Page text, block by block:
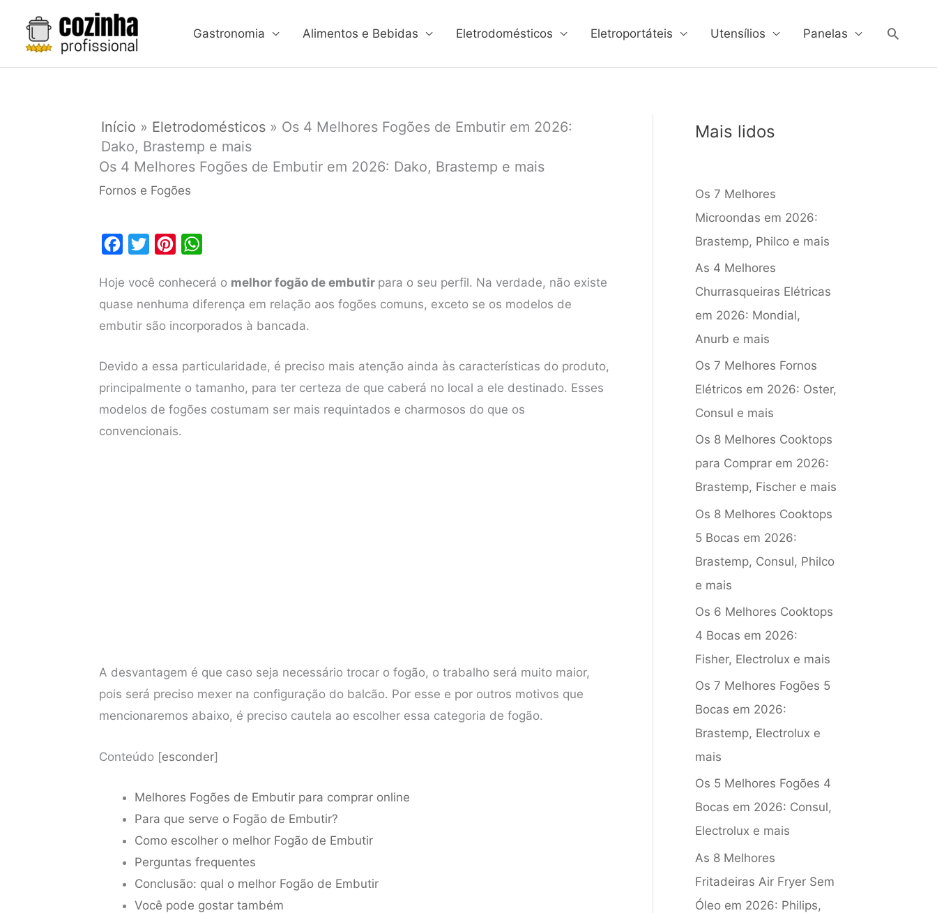
Gastronomia Alimentos e Bebidas Eletrodomésticos Eletroportáteis Utensílios Panelas
Início » Eletrodomésticos » Os 4 Melhores Fogões de Embutir em 2026:
Dako, Brastemp e mais
Os 4 Melhores Fogões de Embutir em 2026: Dako, Brastemp e mais
Fornos e Fogões
c
e
b
o
k
i
t
t
r
n
t
e
e
s
t
a
t
s
p
p
Hoje você conhecerá o melhor fogão de embutir para o seu perfil. Na verdade, não existe
quase nenhuma diferença em relação aos fogões comuns, exceto se os modelos de
embutir são incorporados à bancada.
Devido a essa particularidade, é preciso mais atenção ainda às características do produto,
principalmente o tamanho, para ter certeza de que caberá no local a ele destinado. Esses
modelos de fogões costumam ser mais requintados e charmosos do que os
convencionais.
A desvantagem é que caso seja necessário trocar o fogão, o trabalho será muito maior,
pois será preciso mexer na configuração do balcão. Por esse e por outros motivos que
mencionaremos abaixo, é preciso cautela ao escolher essa categoria de fogão.
Conteúdo [esconder]
Melhores Fogões de Embutir para comprar online
Para que serve o Fogão de Embutir?
Como escolher o melhor Fogão de Embutir
Perguntas frequentes
Conclusão: qual o melhor Fogão de Embutir
Você pode gostar também
Mais lidos
Os 7 Melhores
Microondas em 2026:
Brastemp, Philco e mais
As 4 Melhores
Churrasqueiras Elétricas
em 2026: Mondial,
Anurb e mais
Os 7 Melhores Fornos
Elétricos em 2026: Oster,
Consul e mais
Os 8 Melhores Cooktops
para Comprar em 2026:
Brastemp, Fischer e mais
Os 8 Melhores Cooktops
5 Bocas em 2026:
Brastemp, Consul, Philco
e mais
Os 6 Melhores Cooktops
4 Bocas em 2026:
Fisher, Electrolux e mais
Os 7 Melhores Fogões 5
Bocas em 2026:
Brastemp, Electrolux e
mais
Os 5 Melhores Fogões 4
Bocas em 2026: Consul,
Electrolux e mais
As 8 Melhores
Fritadeiras Air Fryer Sem
Óleo em 2026: Philips,